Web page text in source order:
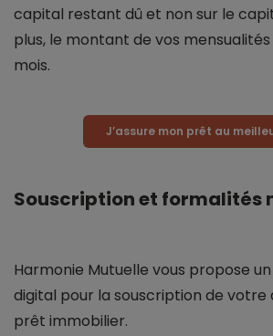
capital restant dû et non sur le
plus, le montant de vos mensualités
mois.
J’assure mon prêt au
Souscription et formalités
Harmonie Mutuelle vous propose un
digital pour la souscription de votre
prêt immobilier.